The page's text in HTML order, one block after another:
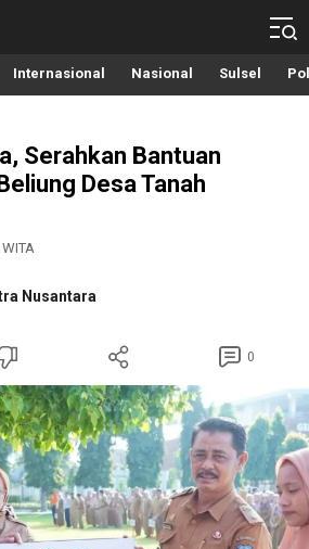
Hari Ini, Jalurinfo.com
Internasional Nasional Sulsel
Serahkan Bantuan
Desa Tanah
Nusantara
0